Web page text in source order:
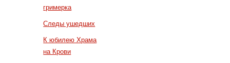
гримерка
Следы ушедших
К юбилею Храма
на Крови